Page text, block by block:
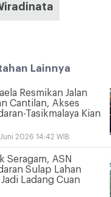
Lainnya
Resmikan Jalan
Cantilan, Akses
Tasikmalaya Kian
2026 14:42 WIB
Seragam, ASN
Sulap Lahan
Ladang Cuan